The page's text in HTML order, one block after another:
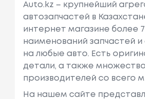
Auto.kz – крупнейший
автозапчастей в
интернет магазине более
наименований запчастей и
на любые авто. Есть
детали, а также
производителей со всего
На нашем сайте